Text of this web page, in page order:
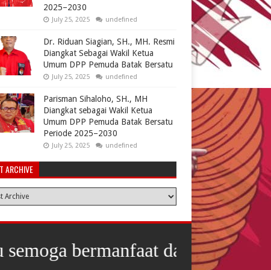
2025–2030
July 25, 2025 undefined
Dr. Riduan Siagian, SH., MH. Resmi
Diangkat Sebagai Wakil Ketua
Umum DPP Pemuda Batak Bersatu
July 25, 2025 undefined
Parisman Sihaloho, SH., MH
Diangkat sebagai Wakil Ketua
Umum DPP Pemuda Batak Bersatu
Periode 2025–2030
July 25, 2025 undefined
ARCHIVE
dan terimakasih telah